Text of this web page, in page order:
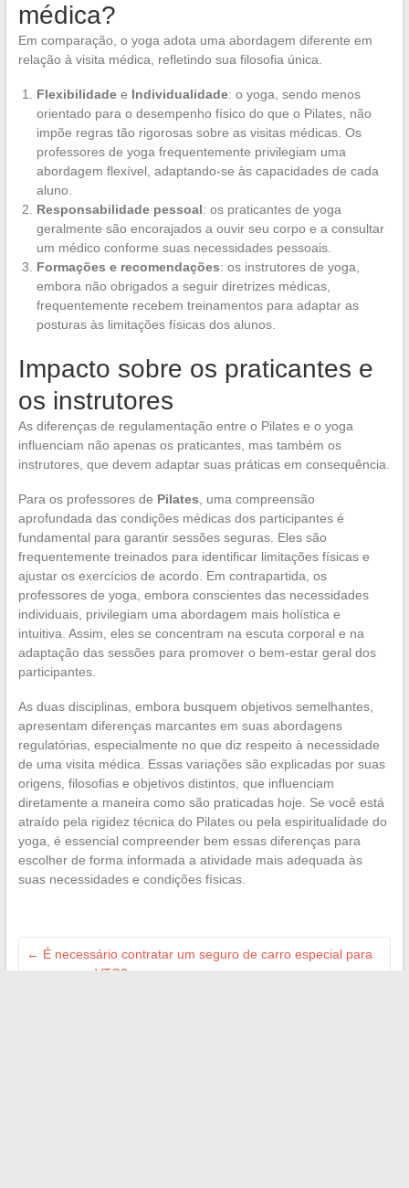
médica?
Em comparação, o yoga adota uma abordagem diferente em
relação à visita médica, refletindo sua filosofia única.
Flexibilidadee Individualidade: o yoga, sendo menos
orientado para o desempenho físico do que o Pilates, não
impõe regras tão rigorosas sobre as visitas médicas. Os
professores de yoga frequentemente privilegiam uma
abordagem flexível, adaptando-se às capacidades de cada
aluno.
Responsabilidade pessoal: os praticantes de yoga
geralmente são encorajados a ouvir seu corpo e a consultar
um médico conforme suas necessidades pessoais.
Formações e recomendações: os instrutores de yoga,
embora não obrigados a seguir diretrizes médicas,
frequentemente recebem treinamentos para adaptar as
posturas às limitações físicas dos alunos.
Impacto sobre os praticantes e
os instrutores
As diferenças de regulamentação entre o Pilates e o yoga
influenciam não apenas os praticantes, mas também os
instrutores, que devem adaptar suas práticas em consequência.
Para os professores de Pilates, uma compreensão
aprofundada das condições médicas dos participantes é
fundamental para garantir sessões seguras. Eles são
frequentemente treinados para identificar limitações físicas e
ajustar os exercícios de acordo. Em contrapartida, os
professores de yoga, embora conscientes das necessidades
individuais, privilegiam uma abordagem mais holística e
intuitiva. Assim, eles se concentram na escuta corporal e na
adaptação das sessões para promover o bem-estar geral dos
participantes.
As duas disciplinas, embora busquem objetivos semelhantes,
apresentam diferenças marcantes em suas abordagens
regulatórias, especialmente no que diz respeito à necessidade
de uma visita médica. Essas variações são explicadas por suas
origens, filosofias e objetivos distintos, que influenciam
diretamente a maneira como são praticadas hoje. Se você está
atraído pela rigidez técnica do Pilates ou pela espiritualidade do
yoga, é essencial compreender bem essas diferenças para
escolher de forma informada a atividade mais adequada às
suas necessidades e condições físicas.
← É necessário contratar um seguro de carro especial para
caronas ou VTC?